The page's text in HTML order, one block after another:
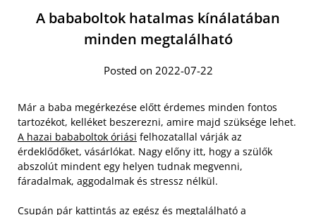
A bababoltok hatalmas kínálatában
minden megtalálható
Posted on 2022-07-22
Már a baba megérkezése előtt érdemes minden fontos
tartozékot, kelléket beszerezni, amire majd szüksége lehet.
A hazai bababoltok óriási felhozatallal várják az
érdeklődőket, vásárlókat. Nagy előny itt, hogy a szülők
abszolút mindent egy helyen tudnak megvenni,
fáradalmak, aggodalmak és stressz nélkül.
Csupán pár kattintás az egész és megtalálható a